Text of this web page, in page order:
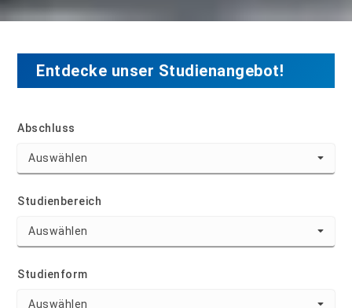
Entdecke unser Studienangebot!
Abschluss
Studienbereich
Studienform